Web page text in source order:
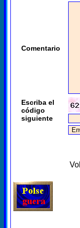
Comentario
Escriba el
código
siguiente